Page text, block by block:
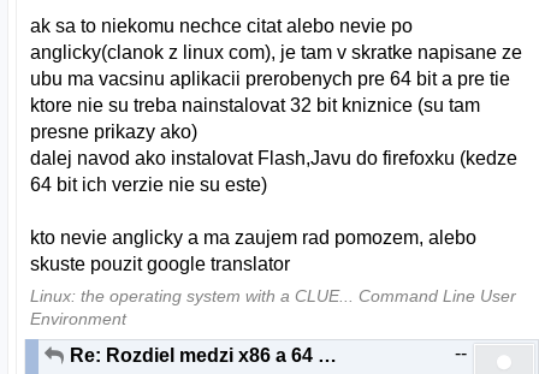
ak sa to niekomu nechce citat alebo nevie po
anglicky(clanok z linux com), je tam v skratke napisane ze
ubu ma vacsinu aplikacii prerobenych pre 64 bit a pre tie
ktore nie su treba nainstalovat 32 bit kniznice (su tam
presne prikazy ako)
dalej navod ako instalovat Flash,Javu do firefoxku (kedze
64 bit ich verzie nie su este)
kto nevie anglicky a ma zaujem rad pomozem, alebo
skuste pouzit google translator
Linux: the operating system with a CLUE... Command Line User
Environment
Re: Rozdiel medzi x86 a 64 bitovou verziou --